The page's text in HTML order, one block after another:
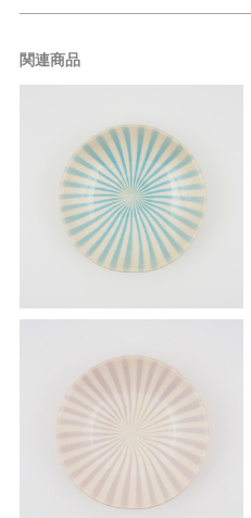
関連商品